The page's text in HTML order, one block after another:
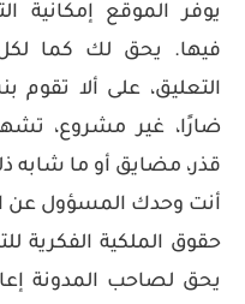
يوفر الموقع إمكانية
فيها. يحق لك كما
التعليق، على ألا
ضارًا، غير مشروع،
قذر، مضايق أو ما شابه
أنت وحدك المسؤول عن
حقوق الملكية الفكرية
يحق لصاحب المدونة